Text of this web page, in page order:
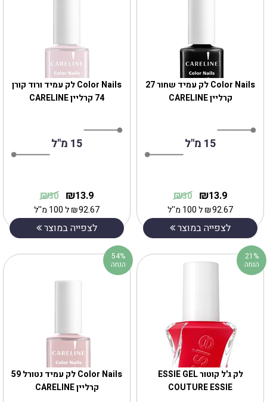
Color Nails לק עמיד ורוד קורן
74 קרליין CARELINE
15 מ"ל
13.9
₪
30
₪
92.67
₪ל 100 מ''ל
לצפייה במוצר
Color Nails לק עמיד שחור 27
קרליין CARELINE
15 מ"ל
13.9
₪
30
₪
92.67
₪ל 100 מ''ל
לצפייה במוצר
Color Nails לק עמיד נטורל 59
קרליין CARELINE
54%
הנחה
לק ג'ל קוטור ESSIE GEL
COUTURE ESSIE
21%
הנחה